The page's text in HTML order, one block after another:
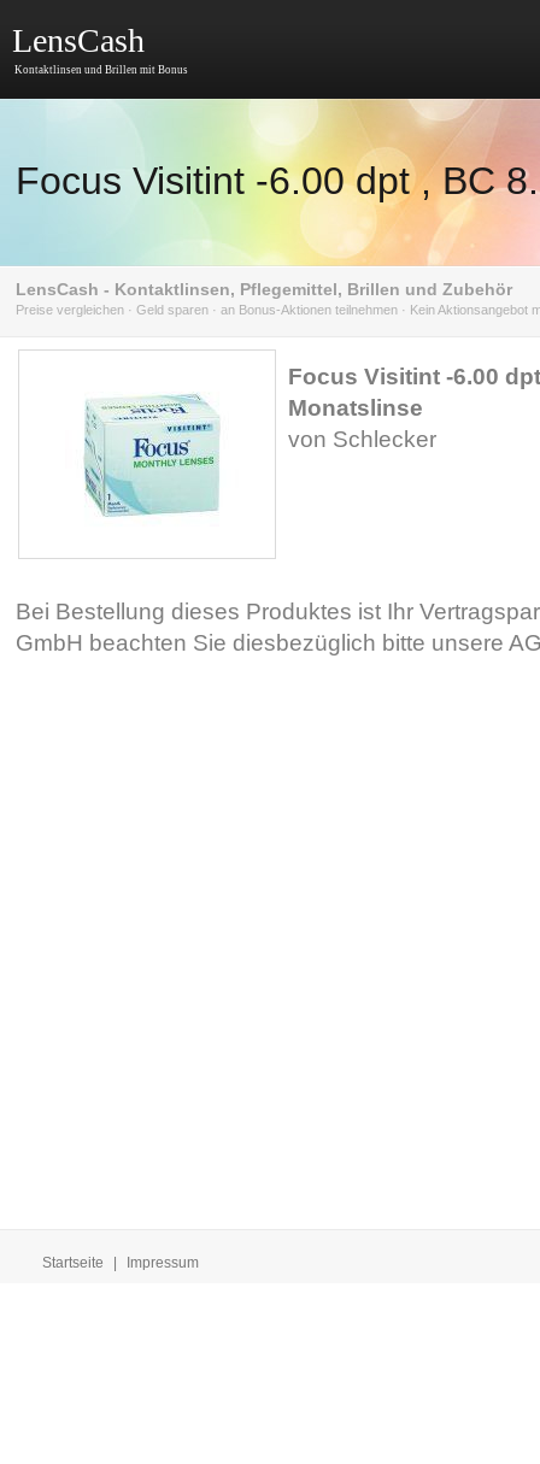
LensCash
Kontaktlinsen und Brillen mit Bonus
Focus Visitint -6.00 dpt , BC
LensCash - Kontaktlinsen, Pflegemittel, Brillen und Zubehör
Preise vergleichen · Geld sparen · an Bonus-Aktionen teilnehmen · Kein Aktionsangebot
Focus Visitint -6.00
Monatslinse
von Schlecker
Bei Bestellung dieses Produktes ist Ihr
GmbH beachten Sie diesbezüglich bitte unsere
Startseite Impressum